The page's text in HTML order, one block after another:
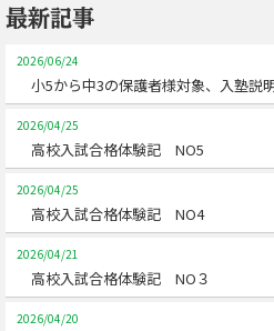
最新記事
2026/06/24
小5から中3の保護者様対象、入塾説
2026/04/25
高校入試合格体験記 NO5
2026/04/25
高校入試合格体験記 NO4
2026/04/21
高校入試合格体験記 NO３
2026/04/20